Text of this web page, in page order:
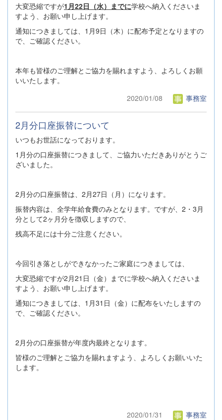
大変恐縮ですが1月22日（水）までに学校へ納入くださいま
すよう、お願い申し上げます。
通知につきましては、1月9日（木）に配布予定となりますの
で、ご確認ください。
本年も皆様のご理解とご協力を賜れますよう、よろしくお願
いいたします。
2020/01/08
事務室
2月分口座振替について
いつもお世話になっております。
1月分の口座振替につきまして、ご協力いただきありがとうご
ざいました。
2月分の口座振替は、2月27日（月）になります。
振替内容は、全学年給食費のみとなります。ですが、2・3月
分として2ヶ月分を徴収しますので、
残高不足には十分ご注意ください。
今回引き落としができなかったご家庭につきましては、
大変恐縮ですが2月21日（金）までに学校へ納入くださいま
すよう、お願い申し上げます。
通知につきましては、1月31日（金）に配布をいたしますの
で、ご確認ください。
2月分の口座振替が年度内最終となります。
皆様のご理解とご協力を賜れますよう、よろしくお願いいた
します。
2020/01/31 事務室